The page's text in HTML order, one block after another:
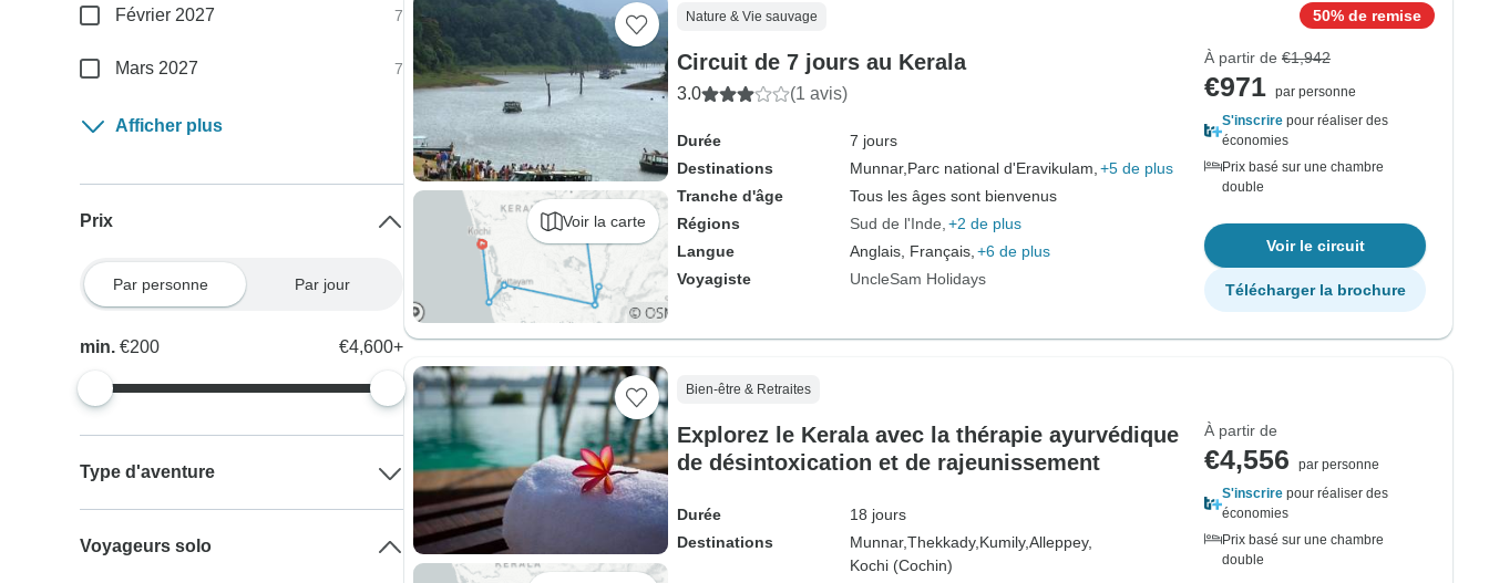
Voir la carte
Nature & Vie sauvage
Circuit de 7 jours au Kerala
3.0 (1 avis)
Durée
7 jours
Destinations
Munnar, Parc national d'Eravikulam, +5 de plus
Tranche d'âge
Tous les âges sont bienvenus
Régions
Sud de l'Inde +2 de plus
Langue
Anglais, Français, +6 de plus
Voyagiste
UncleSam Holidays
50% de remise
À partir de €1,942
€971 par personne
S'inscrire pour réaliser des
économies
Prix basé sur une chambre
double
Voir le circuit
Télécharger la brochure
Bien-être & Retraites
Explorez le Kerala avec la thérapie ayurvédique
de désintoxication et de rajeunissement
Durée
18 jours
Destinations
Munnar,Thekkady, Kumily,Alleppey,
Kochi (Cochin)
À partir de
€4,556
par personne
S'inscrire pour réaliser des
économies
Prix basé sur une chambre
double
Février 2027 7
Mars 2027 7
Afficher plus
Prix
Par personne Par jour
min.€200 €4,600+
Type d'aventure
Voyageurs solo